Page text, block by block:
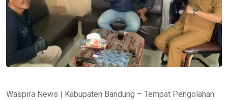
Waspira News | Kabupaten Bandung – Tempat Pengolahan